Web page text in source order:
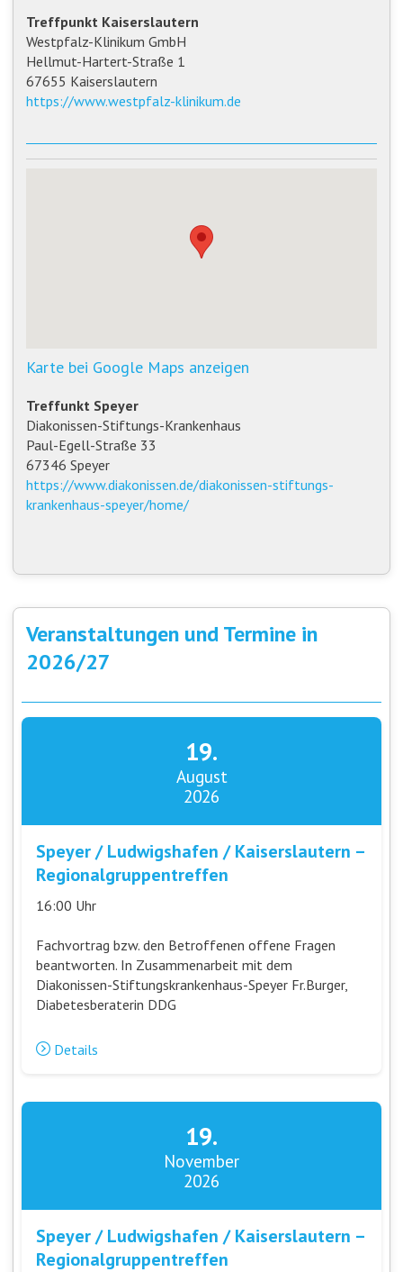
Treffpunkt Kaiserslautern
Westpfalz-Klinikum GmbH
Hellmut-Hartert-Straße 1
67655 Kaiserslautern
https://www.westpfalz-klinikum.de
Karte bei Google Maps anzeigen
Treffunkt Speyer
Diakonissen-Stiftungs-Krankenhaus
Paul-Egell-Straße 33
67346 Speyer
https://www.diakonissen.de/diakonissen-stiftungs-
krankenhaus-speyer/home/
Veranstaltungen und Termine in
2026/27
19.
August
2026
Speyer / Ludwigshafen / Kaiserslautern –
Regionalgruppentreffen
16:00 Uhr
Fachvortrag bzw. den Betroffenen offene Fragen
beantworten. In Zusammenarbeit mit dem
Diakonissen-Stiftungskrankenhaus-Speyer Fr.Burger,
Diabetesberaterin DDG
Details
19.
November
2026
Speyer / Ludwigshafen / Kaiserslautern –
Regionalgruppentreffen